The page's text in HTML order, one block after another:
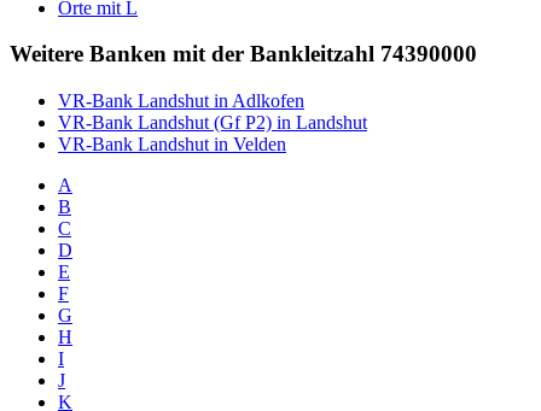
Orte mit L
Weitere Banken mit der Bankleitzahl 74390000
VR-Bank Landshut in Adlkofen
VR-Bank Landshut (Gf P2) in Landshut
VR-Bank Landshut in Velden
A
B
C
D
E
F
G
H
I
J
K